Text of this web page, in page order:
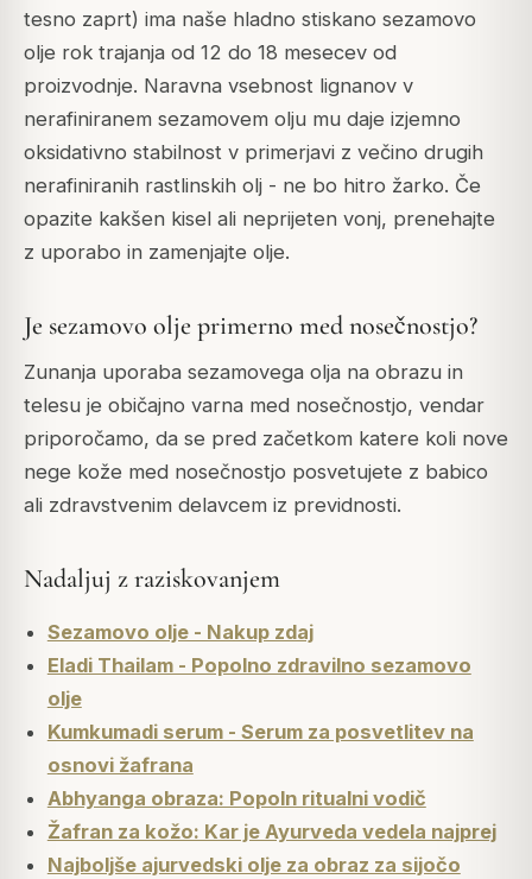
tesno zaprt) ima naše hladno stiskano sezamovo
olje rok trajanja od 12 do 18 mesecev od
proizvodnje. Naravna vsebnost lignanov v
nerafiniranem sezamovem olju mu daje izjemno
oksidativno stabilnost v primerjavi z večino drugih
nerafiniranih rastlinskih olj - ne bo hitro žarko. Če
opazite kakšen kisel ali neprijeten vonj, prenehajte
z uporabo in zamenjajte olje.
Je sezamovo olje primerno med nosečnostjo?
Zunanja uporaba sezamovega olja na obrazu in
telesu je običajno varna med nosečnostjo, vendar
priporočamo, da se pred začetkom katere koli nove
nege kože med nosečnostjo posvetujete z babico
ali zdravstvenim delavcem iz previdnosti.
Nadaljuj z raziskovanjem
Sezamovo olje - Nakup zdaj
Eladi Thailam - Popolno zdravilno sezamovo
olje
Kumkumadi serum - Serum za posvetlitev na
osnovi žafrana
Abhyanga obraza: Popoln ritualni vodič
Žafran za kožo: Kar je Ayurveda vedela najprej
Najboljše ajurvedski olje za obraz za sijočo